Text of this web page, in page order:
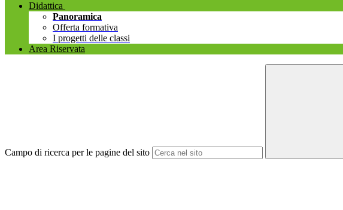
Didattica
Panoramica
Offerta formativa
I progetti delle classi
Area Riservata
Campo di ricerca per le pagine del sito